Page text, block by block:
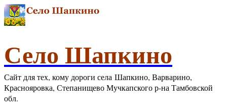
Село Шапкино
Сайт для тех, кому дороги села Шапкино, Варварино,
Краснояровка, Степанищево Мучкапского р-на Тамбовской
обл.